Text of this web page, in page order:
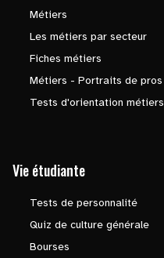
Métiers
Les métiers par secteur
Fiches métiers
Métiers - Portraits de pros
Tests d'orientation métiers
Vie étudiante
Tests de personnalité
Quiz de culture générale
Bourses